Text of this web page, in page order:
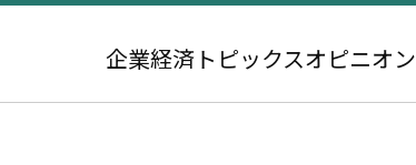
企業経済 トピックスオピニオン